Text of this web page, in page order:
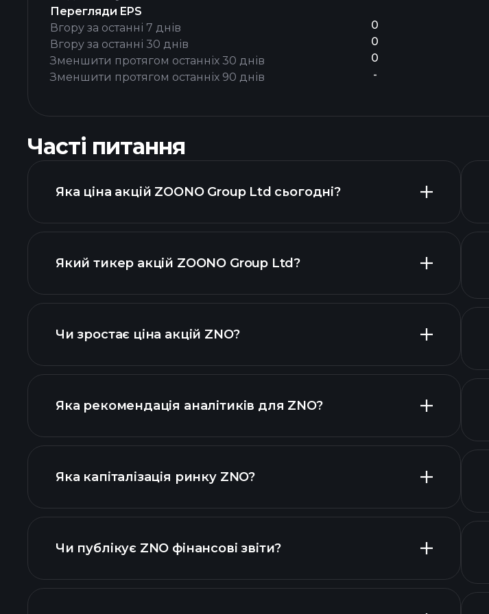
Перегляди EPS
Вгору за останні 7 днів
Вгору за останні 30 днів
Зменшити протягом останніх 30 днів
Зменшити протягом останніх 90 днів
0
0
0
-
Часті питання
Яка ціна акцій ZOONO Group Ltd сьогодні?
розширеній діаграмі
Який тикер акцій ZOONO Group Ltd?
Чи зростає ціна акцій ZNO?
діаграмі ZNO
Яка рекомендація аналітиків для ZNO?
Яка капіталізація ринку ZNO?
наш список акцій
Чи публікує ZNO фінансові звіти?
фінансовими звітами ZNO